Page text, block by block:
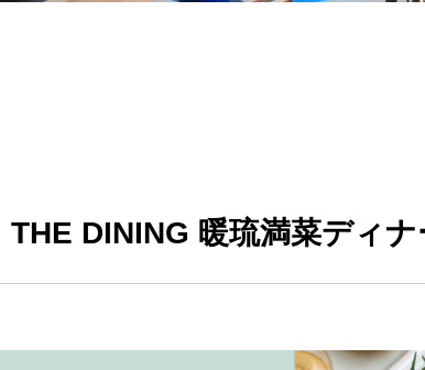
THE DINING 暖琉満菜ディ